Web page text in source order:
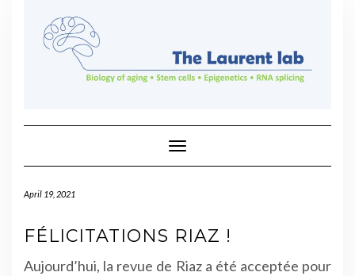
Toggle Navigation
April 19, 2021
FÉLICITATIONS RIAZ !
Aujourd’hui, la revue de Riaz a été acceptée pour